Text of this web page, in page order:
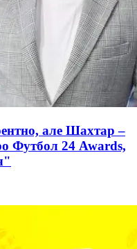
але Шахтар –
Футбол 24 Awards,